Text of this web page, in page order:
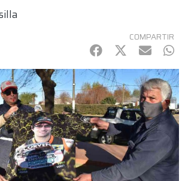
COMPARTIR
Facebook
Twitter
mail